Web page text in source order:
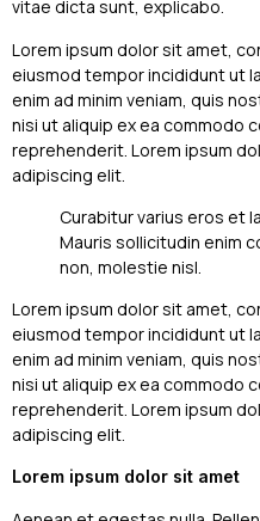
vitae dicta sunt, explicabo.
Lorem ipsum dolor sit amet,
eiusmod tempor incididunt ut
enim ad minim veniam, quis
nisi ut aliquip ex ea commodo
reprehenderit. Lorem ipsum
adipiscing elit.
Curabitur varius eros et
Mauris sollicitudin enim
non, molestie nisl.
Lorem ipsum dolor sit amet,
eiusmod tempor incididunt ut
enim ad minim veniam, quis
nisi ut aliquip ex ea commodo
reprehenderit. Lorem ipsum
adipiscing elit.
Lorem ipsum dolor sit amet